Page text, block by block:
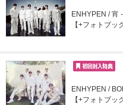
ENHYPEN / 宵
【+フォトブッ
ENHYPEN /
【+フォトブッ